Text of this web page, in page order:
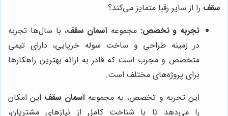
سقف را از سایر رقبا متمایز می‌کند؟
تجربه و تخصص: مجموعهآسمان سقف، با سال‌ها تجربه
در زمینه طراحی و ساخت سوله خرپایی، دارای تیمی
متخصص و مجرب است که قادر به ارائه بهترین راهکارها
برای پروژه‌های مختلف است.
این تجربه و تخصص، به مجموعهآسمان سقف این امکان
را می‌دهد تا با شناخت کامل از نیازهای مشتریان،